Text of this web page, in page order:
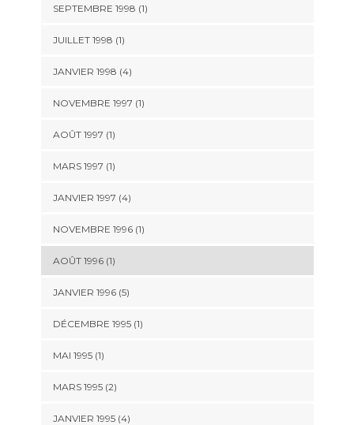
SEPTEMBRE 1998 (1)
JUILLET 1998 (1)
JANVIER 1998 (4)
NOVEMBRE 1997 (1)
AOÛT 1997 (1)
MARS 1997 (1)
JANVIER 1997 (4)
NOVEMBRE 1996 (1)
AOÛT 1996 (1)
JANVIER 1996 (5)
DÉCEMBRE 1995 (1)
MAI 1995 (1)
MARS 1995 (2)
JANVIER 1995 (4)